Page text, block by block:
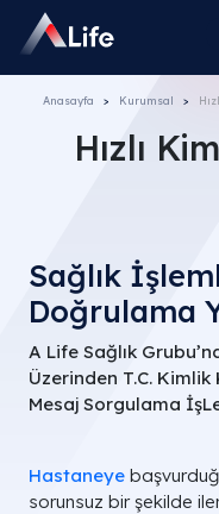
Anasayfa Kurumsal
Hızlı
Sağlık
Doğrulama
A Life Sağlık
Üzerinden T.C.
Mesaj Sorgulama
Hastaneye
sorunsuz bir şekilde